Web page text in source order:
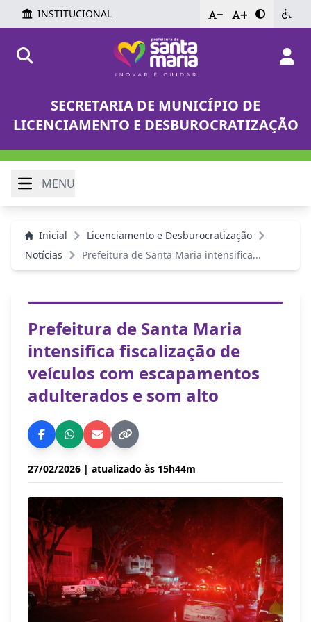
INSTITUCIONAL - +
SECRETARIA DE MUNICÍPIO DE
LICENCIAMENTO E DESBUROCRATIZAÇÃO
MENU
Inicial
Licenciamento e Desburocratização
Notícias
Prefeitura de Santa Maria intensifica...
Prefeitura de Santa Maria
intensifica fiscalização de
veículos com escapamentos
adulterados e som alto
27/02/2026 | atualizado às 15h44m